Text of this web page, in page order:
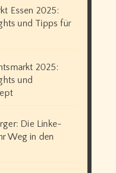
Essen 2025:
und Tipps für
2025:
und
Die Linke-
Weg in den